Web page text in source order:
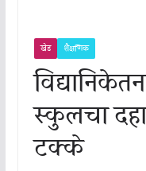
खेड शैक्षणिक
स्कुलचा
टक्के